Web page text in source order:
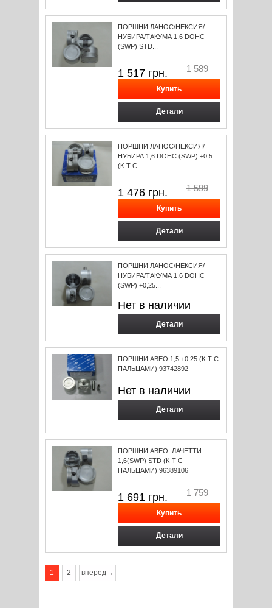
ПОРШНИ ЛАНОС/НЕКСИЯ/
НУБИРА/ТАКУМА 1,6 DOHC
(SWP) STD...
1 517 грн. 1 589
Детали
ПОРШНИ ЛАНОС/НЕКСИЯ/
НУБИРА 1,6 DOHC (SWP) +0,5
(К-Т С...
1 476 грн. 1 599
Детали
ПОРШНИ ЛАНОС/НЕКСИЯ/
НУБИРА/ТАКУМА 1,6 DOHC
(SWP) +0,25...
Нет в наличии
Детали
ПОРШНИ АВЕО 1,5 +0,25 (К-Т С
ПАЛЬЦАМИ) 93742892
Нет в наличии
Детали
ПОРШНИ АВЕО, ЛАЧЕТТИ
1,6(SWP) STD (К-Т С
ПАЛЬЦАМИ) 96389106
1 691 грн. 1 759
Детали
1 2 вперед→